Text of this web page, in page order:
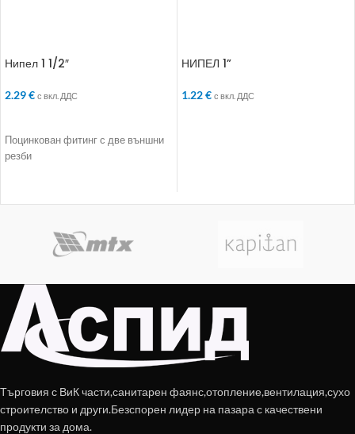
Нипел 1 1/2″
2.29€ с вкл. ДДС
Поцинкован фитинг с две външни
резби
НИПЕЛ 1”
1.22€ с вкл. ДДС
Търговия с ВиК части,санитарен фаянс,отопление,вентилация,сухо
строителство и други.Безспорен лидер на пазара с качествени
продукти за дома.